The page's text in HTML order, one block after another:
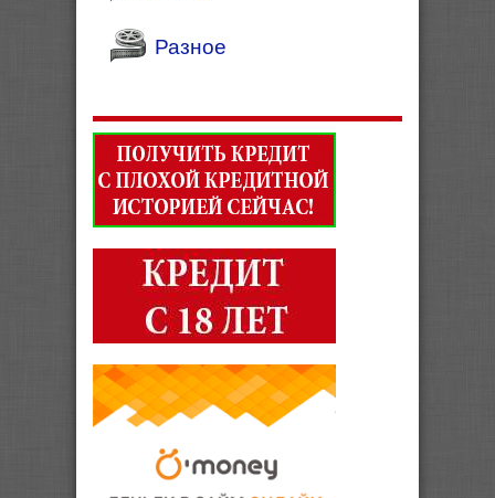
Разное